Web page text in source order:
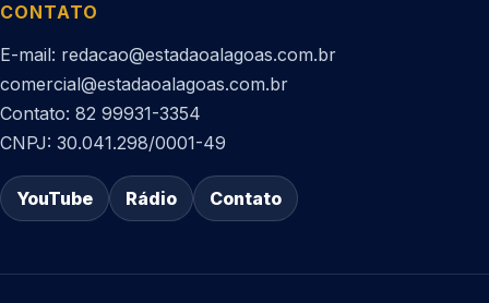
CONTATO
E-mail: redacao@estadaoalagoas.com.br
comercial@estadaoalagoas.com.br
Contato: 82 99931-3354
CNPJ: 30.041.298/0001-49
YouTube Rádio Contato